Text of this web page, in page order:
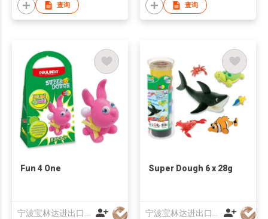
查询 查询
Fun 4 One
宁波宝林达进出口有限公司
Super Dough 6 x 28g
宁波宝林达进出口有限公司